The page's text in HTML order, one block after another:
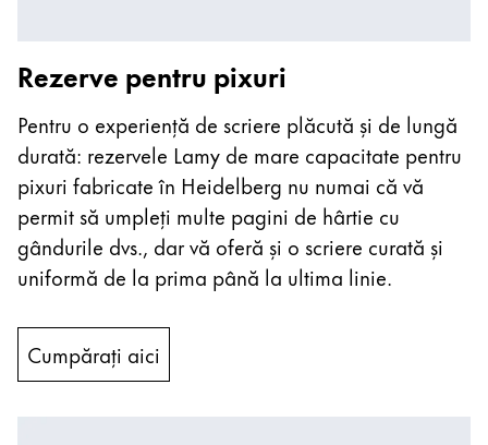
中文
Thailand
ไทย
Vietnam
Tiếng Việt
Cambodia
Malaysia
English
Orientul Mijlociu
Rezerve pentru pixuri
Pentru o experiență de scriere plăcută și de lungă
durată: rezervele Lamy de mare capacitate pentru
pixuri fabricate în Heidelberg nu numai că vă
permit să umpleți multe pagini de hârtie cu
gândurile dvs., dar vă oferă și o scriere curată și
uniformă de la prima până la ultima linie.
Cumpărați aici